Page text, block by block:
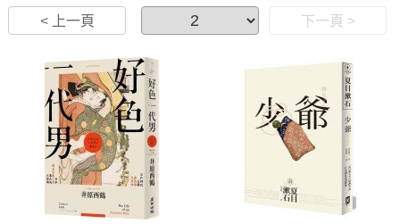
< 上一頁 下一頁 >